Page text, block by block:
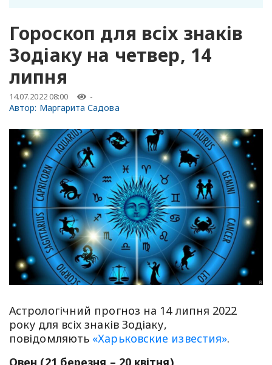
Гороскоп для всіх знаків
Зодіаку на четвер, 14
липня
14.07.2022 08:00 -
Автор: Маргарита Садова
Астрологічний прогноз на 14 липня 2022
року для всіх знаків Зодіаку,
повідомляють «Харьковские известия».
Овен (21 березня – 20 квітня)